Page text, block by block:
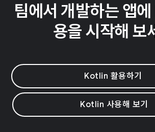
팀에서 개발하는 앱
용을 시작해 보
Kotlin 활용하기
Kotlin 사용해 보기